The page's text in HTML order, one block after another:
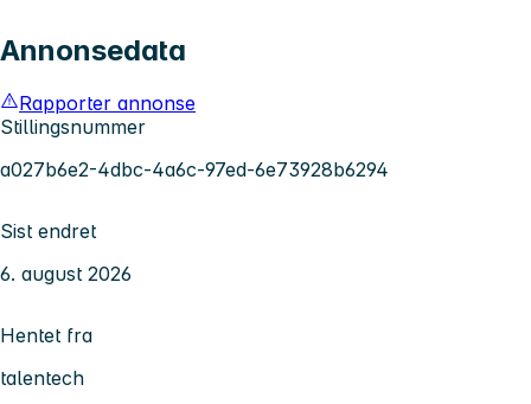
Annonsedata
Rapporter annonse
Stillingsnummer
a027b6e2-4dbc-4a6c-97ed-6e73928b6294
Sist endret
6. august 2026
Hentet fra
talentech